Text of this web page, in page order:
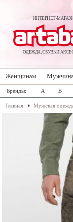
ИНТЕРНЕТ-
ОДЕЖДА, ОБУВЬ И
Женщинам
Бренды: A B
Главная Мужская